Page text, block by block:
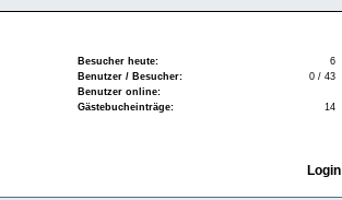
Besucher heute:
6
Benutzer / Besucher:
0 / 43
Benutzer online:
Gästebucheinträge:
14
Login